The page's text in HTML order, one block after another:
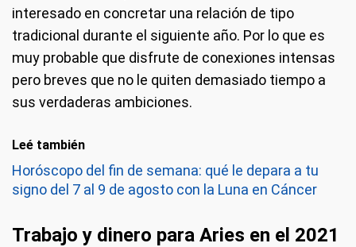
interesado en concretar una relación de tipo
tradicional durante el siguiente año. Por lo que es
muy probable que disfrute de conexiones intensas
pero breves que no le quiten demasiado tiempo a
sus verdaderas ambiciones.
Leé también
Horóscopo del fin de semana: qué le depara a tu
signo del 7 al 9 de agosto con la Luna en Cáncer
Trabajo y dinero para Aries en el 2021